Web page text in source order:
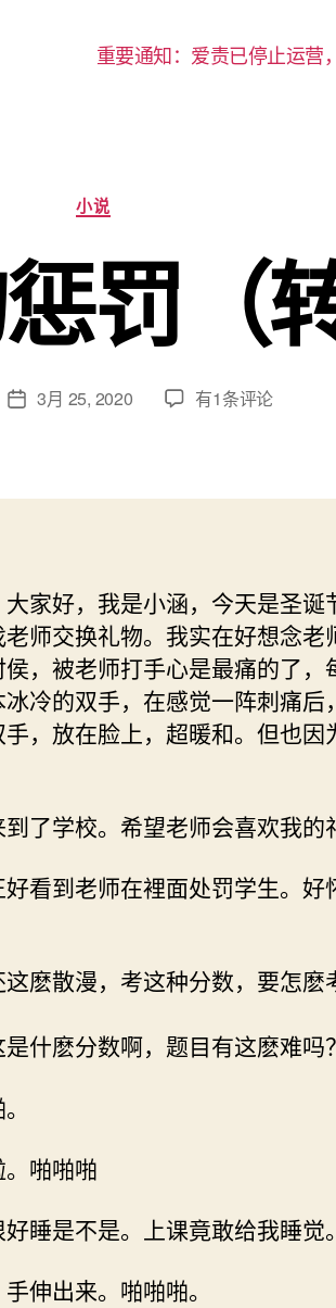
重要通知：爱责已停止运营
分
类
小说
罚（
发 3月 25, 2020
圣
惩
有1条评论
家好，我是小涵，今天是圣诞
师交换礼物。我实在好想念老
，被老师打手心是最痛的了，
冷的双手，在感觉一阵刺痛后
，放在脸上，超暖和。但也因
了学校。希望老师会喜欢我的
看到老师在裡面处罚学生。好
麽散漫，考这种分数，要怎麽
什麽分数啊，题目有这麽难吗
啪啪啪
睡是不是。上课竟敢给我睡觉
伸出来。啪啪啪。